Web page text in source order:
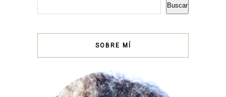
Buscar
SOBRE MÍ